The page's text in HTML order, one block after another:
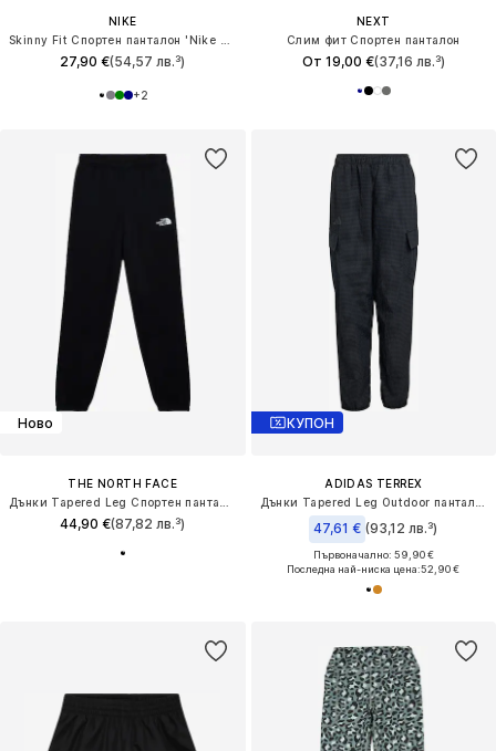
NIKE
27,90 €(54,57 лв.³)
+2
NEXT
Слим фит Спортен панталон
От 19,00 €(37,16 лв.³)
Ново
THE NORTH FACE
44,90 €(87,82 лв.³)
КУПОН
ADIDAS TERREX
47,61 € (93,12 лв.³)
Първоначално: 59,90 €
Последна най-ниска цена:52,90 €